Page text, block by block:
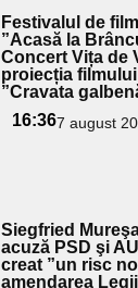
Festivalul de film
”Acasă la
Concert Vița de
proiecția filmului
”Cravata
16:367 august
Siegfried
acuză PSD şi
creat ”un risc
amendarea Legii